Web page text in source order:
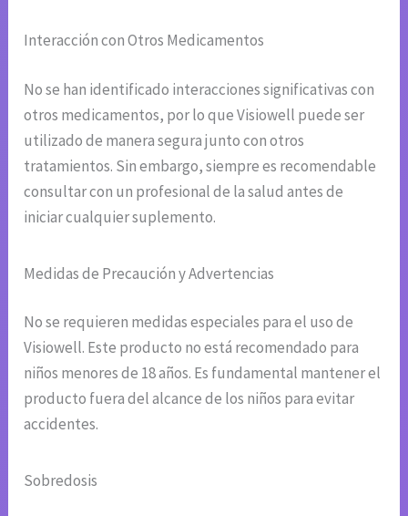
Interacción con Otros Medicamentos
No se han identificado interacciones significativas con
otros medicamentos, por lo que Visiowell puede ser
utilizado de manera segura junto con otros
tratamientos. Sin embargo, siempre es recomendable
consultar con un profesional de la salud antes de
iniciar cualquier suplemento.
Medidas de Precaución y Advertencias
No se requieren medidas especiales para el uso de
Visiowell. Este producto no está recomendado para
niños menores de 18 años. Es fundamental mantener el
producto fuera del alcance de los niños para evitar
accidentes.
Sobredosis